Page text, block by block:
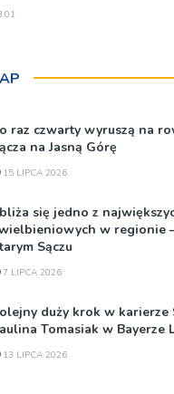
raz czwarty wyruszą na
na Jasną Górę
15 LIPCA 2026
się jedno z
w regionie
Sączu
7 LIPCA 2026
duży krok w karierze
Tomasiak w Bayerze
13 LIPCA 2026